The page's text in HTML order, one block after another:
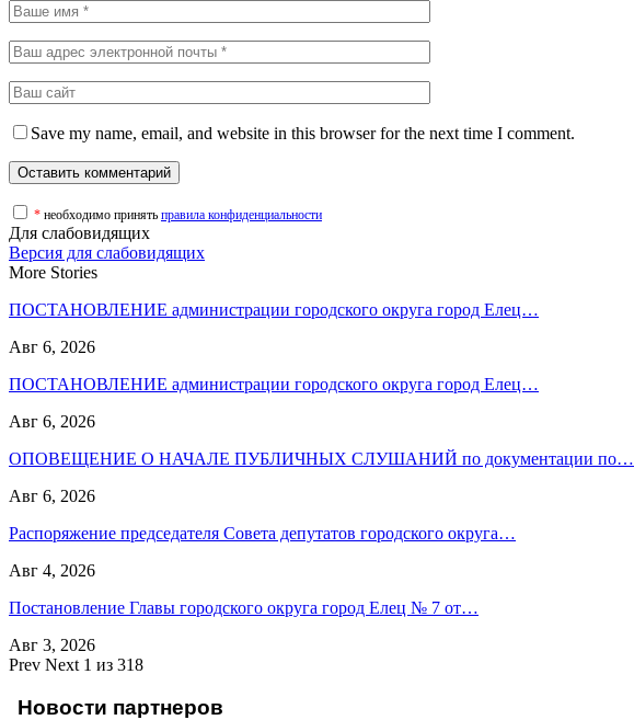
Save my name, email, and website in this browser for the next time I comment.
* необходимо принять правила конфиденциальности
Для слабовидящих
Версия для слабовидящих
More Stories
ПОСТАНОВЛЕНИЕ администрации городского округа город Елец…
Авг 6, 2026
ПОСТАНОВЛЕНИЕ администрации городского округа город Елец…
Авг 6, 2026
ОПОВЕЩЕНИЕ О НАЧАЛЕ ПУБЛИЧНЫХ СЛУШАНИЙ по документации по…
Авг 6, 2026
Распоряжение председателя Совета депутатов городского округа…
Авг 4, 2026
Постановление Главы городского округа город Елец № 7 от…
Авг 3, 2026
Prev Next 1 из 318
Новости партнеров